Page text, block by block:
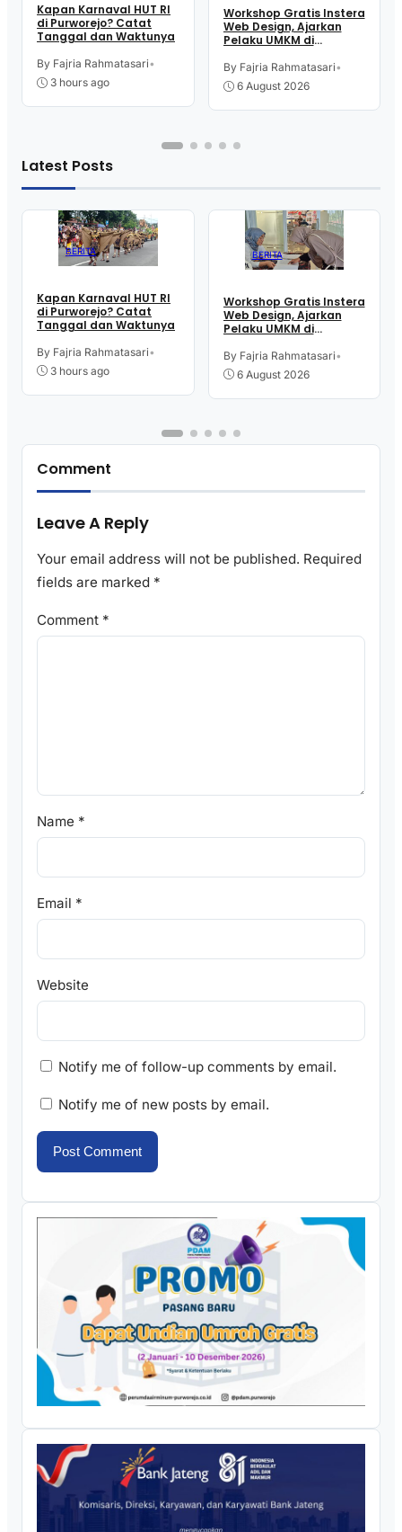
Kapan Karnaval HUT RI
di Purworejo? Catat
Tanggal dan Waktunya
By Fajria Rahmatasari•
3 hours ago
Workshop Gratis Instera
Web Design, Ajarkan
Pelaku UMKM di
Teknologi Digital buat
Jualan
By Fajria Rahmatasari•
6 August 2026
Latest Posts
BERITA
Kapan Karnaval HUT RI
di Purworejo? Catat
Tanggal dan Waktunya
By Fajria Rahmatasari•
3 hours ago
BERITA
Workshop Gratis Instera
Web Design, Ajarkan
Pelaku UMKM di
Teknologi Digital buat
Jualan
By Fajria Rahmatasari•
6 August 2026
Comment
Leave A Reply
Your email address will not be published. Required
fields are marked *
Comment *
Name *
Email *
Website
Notify me of follow-up comments by email.
Notify me of new posts by email.